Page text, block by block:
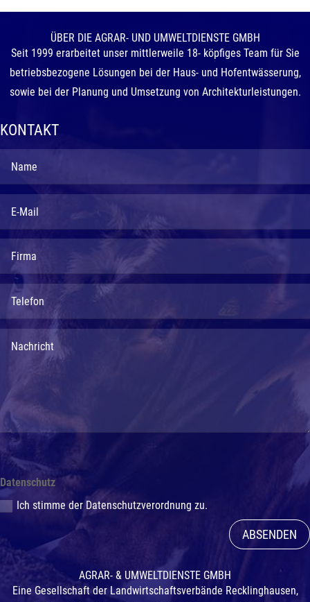
ÜBER DIE AGRAR- UND UMWELTDIENSTE GMBH
Seit 1999 erarbeitet unser mittlerweile 18- köpfiges Team für Sie
betriebsbezogene Lösungen bei der Haus- und Hofentwässerung,
sowie bei der Planung und Umsetzung von Architekturleistungen.
KONTAKT
Datenschutz
Ich stimme der Datenschutzverordnung zu.
ABSENDEN
AGRAR- & UMWELTDIENSTE GMBH
Eine Gesellschaft der Landwirtschaftsverbände Recklinghausen,